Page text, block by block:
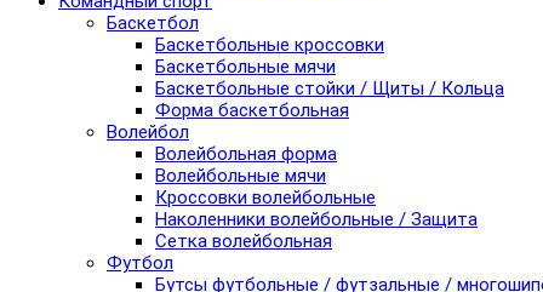
Баскетбол
Баскетбольные кроссовки
Баскетбольные мячи
Баскетбольные стойки / Щиты / Кольца
Форма баскетбольная
Волейбол
Волейбольная форма
Волейбольные мячи
Кроссовки волейбольные
Наколенники волейбольные / Защита
Сетка волейбольная
Футбол
Бутсы футбольные / футзальные /